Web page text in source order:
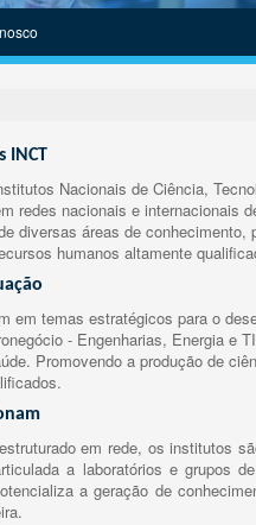
INCT
Nacionais de Ciência,
redes nacionais e internacionais
diversas áreas de
humanos altamente
em temas estratégicos para o
- Engenharias, Energia e
Promovendo a produção de
em rede, os institutos
a laboratórios e grupos
a geração de